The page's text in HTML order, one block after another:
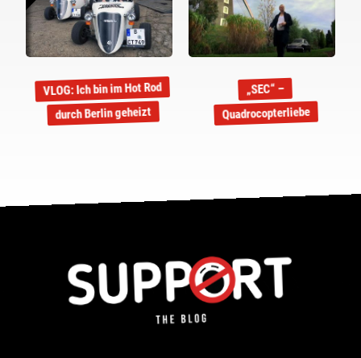
VLOG: Ich bin im Hot Rod
durch Berlin geheizt
„SEC“ –
Quadrocopterliebe